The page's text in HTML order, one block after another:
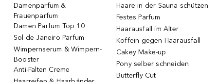
Damenparfum &
Frauenparfum
Damen Parfum Top 10
Sol de Janeiro Parfum
Wimpernserum & Wimpern-
Booster
Anti-Falten Creme
Haare in der Sauna schützen
Festes Parfum
Haarausfall im Alter
Koffein gegen Haarausfall
Cakey Make-up
Pony selber schneiden
Butterfly Cut